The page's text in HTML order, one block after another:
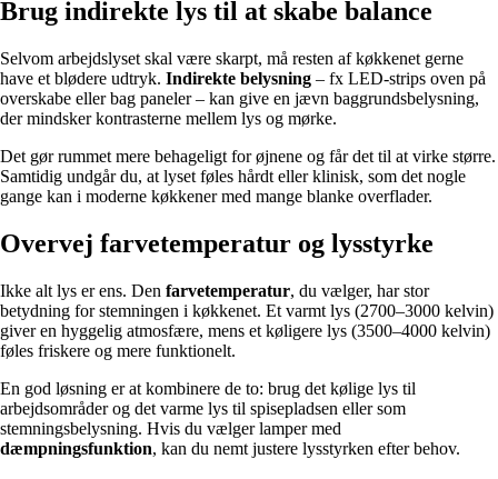
Brug indirekte lys til at skabe balance
Selvom arbejdslyset skal være skarpt, må resten af køkkenet gerne
have et blødere udtryk. Indirekte belysning – fx LED-strips oven på
overskabe eller bag paneler – kan give en jævn baggrundsbelysning,
der mindsker kontrasterne mellem lys og mørke.
Det gør rummet mere behageligt for øjnene og får det til at virke større.
Samtidig undgår du, at lyset føles hårdt eller klinisk, som det nogle
gange kan i moderne køkkener med mange blanke overflader.
Overvej farvetemperatur og lysstyrke
Ikke alt lys er ens. Den farvetemperatur, du vælger, har stor
betydning for stemningen i køkkenet. Et varmt lys (2700–3000 kelvin)
giver en hyggelig atmosfære, mens et køligere lys (3500–4000 kelvin)
føles friskere og mere funktionelt.
En god løsning er at kombinere de to: brug det kølige lys til
arbejdsområder og det varme lys til spisepladsen eller som
stemningsbelysning. Hvis du vælger lamper med
dæmpningsfunktion, kan du nemt justere lysstyrken efter behov.